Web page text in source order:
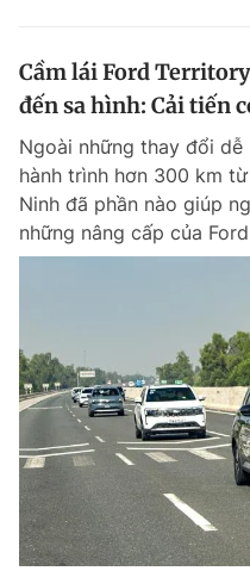
Cầm lái Ford
đến sa hình: Cải tiến
Ngoài những thay đổi
hành trình hơn 300 km
Ninh đã phần nào giúp
những nâng cấp của